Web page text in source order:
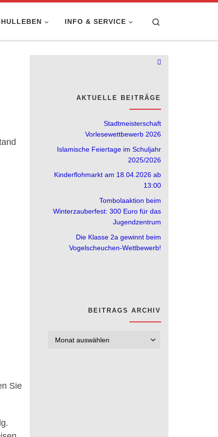
INFO & SERVICE
Sie
AKTUELLE BEITRÄGE
Stadtmeisterschaft
Vorlesewettbewerb 2026
Islamische Feiertage im Schuljahr
2025/2026
Kinderflohmarkt am 18.04.2026 ab
13:00
Tombolaaktion beim
Winterzauberfest: 300 Euro für das
Jugendzentrum
Die Klasse 2a gewinnt beim
Vogelscheuchen-Wettbewerb!
BEITRAGS ARCHIV